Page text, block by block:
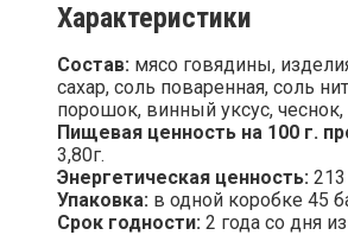
Характеристики
Состав: мясо говядины,
сахар, соль поваренная, соль
порошок, винный уксус,
Пищевая ценность на 100 г.
3,80г.
Энергетическая ценность:
Упаковка: в одной коробке 45
Срок годности: 2 года со дня